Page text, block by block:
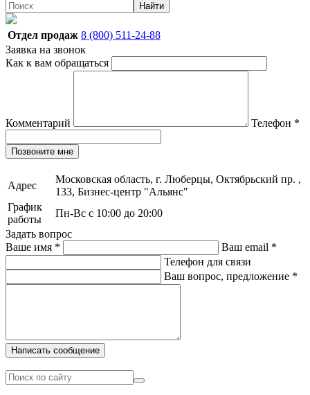
Найти
Отдел продаж 8 (800) 511-24-88
Заявка на звонок
Как к вам обращаться
Комментарий Телефон *
Позвоните мне
Адрес
Московская область, г. Люберцы, Октябрьский пр. ,
133, Бизнес-центр "Альянс"
График
работы
Пн-Вс с 10:00 до 20:00
Задать вопрос
Ваше имя * Ваш email *
Телефон для связи
Ваш вопрос, предложение *
Написать сообщение